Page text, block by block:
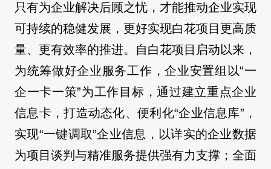
只有为企业解决后顾之忧，才能推动企业实现
可持续的稳健发展，更好实现白花项目更高质
量、更有效率的推进。自白花项目启动以来，
为统筹做好企业服务工作，企业安置组以“一
企一卡一策”为工作目标，通过建立重点企业
信息卡，打造动态化、便利化“企业信息库”，
实现“一键调取”企业信息，以详实的企业数据
为项目谈判与精准服务提供强有力支撑；全面